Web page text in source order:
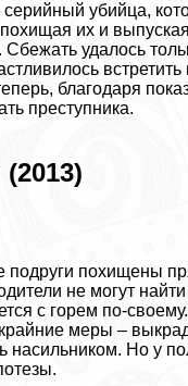
убийца,
их и
Сбежать удалось
благодаря
преступника.
подруги похищены
не могут
с горем по-
меры –
насильником. Но у